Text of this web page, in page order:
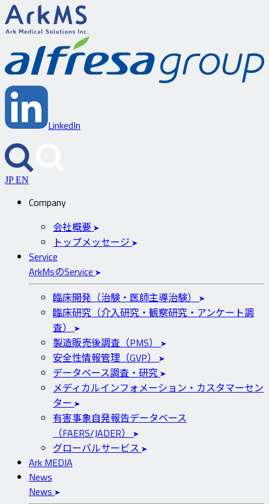
LinkedIn
JP EN
Company
会社概要
トップメッセージ
Service
ArkMsのService
臨床開発（治験・医師主導治験）
臨床研究（介入研究・観察研究・アンケート調
査）
製造販売後調査（PMS）
安全性情報管理（GVP）
データベース調査・研究
メディカルインフォメーション・カスタマーセン
ター
有害事象自発報告データベース
（FAERS/JADER）
グローバルサービス
Ark MEDIA
News
News